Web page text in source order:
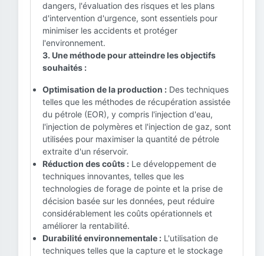
dangers, l'évaluation des risques et les plans
d'intervention d'urgence, sont essentiels pour
minimiser les accidents et protéger
l'environnement.
3. Une méthode pour atteindre les objectifs
souhaités :
Optimisation de la production : Des techniques
telles que les méthodes de récupération assistée
du pétrole (EOR), y compris l'injection d'eau,
l'injection de polymères et l'injection de gaz, sont
utilisées pour maximiser la quantité de pétrole
extraite d'un réservoir.
Réduction des coûts : Le développement de
techniques innovantes, telles que les
technologies de forage de pointe et la prise de
décision basée sur les données, peut réduire
considérablement les coûts opérationnels et
améliorer la rentabilité.
Durabilité environnementale : L'utilisation de
techniques telles que la capture et le stockage